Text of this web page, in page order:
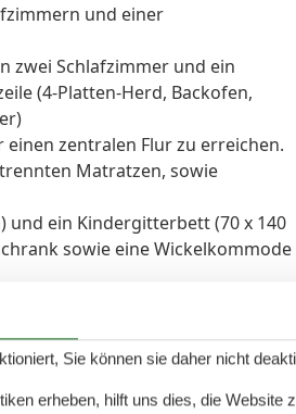
und einer
zwei Schlafzimmer und ein
(4-Platten-Herd, Backofen,
zentralen Flur zu erreichen.
Matratzen, sowie
und ein Kindergitterbett (70 x 140
sowie eine Wickelkommode
erreichen Sie über das
zur Verfügung.
Sessel. Das Sofa kann bei
gearbeiteten Esstisch haben
Sie können sie daher nicht
erheben, hilft uns dies, die Website